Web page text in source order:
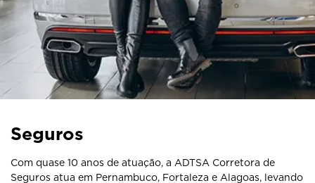
Seguros
Com quase 10 anos de atuação, a ADTSA Corretora de
Seguros atua em Pernambuco, Fortaleza e Alagoas, levando